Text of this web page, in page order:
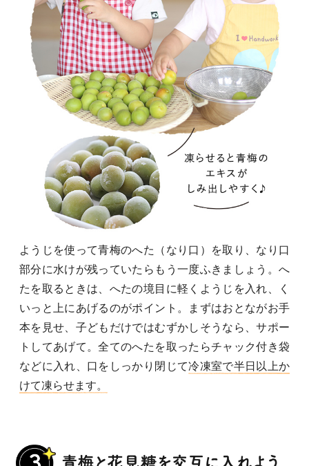
ようじを使って青梅のへた（なり口）を取り、なり口
部分に水けが残っていたらもう一度ふきましょう。へ
たを取るときは、へたの境目に軽くようじを入れ、く
いっと上にあげるのがポイント。まずはおとながお手
本を見せ、子どもだけではむずかしそうなら、サポー
トしてあげて。全てのへたを取ったらチャック付き袋
などに入れ、口をしっかり閉じて冷凍室で半日以上か
けて凍らせます。